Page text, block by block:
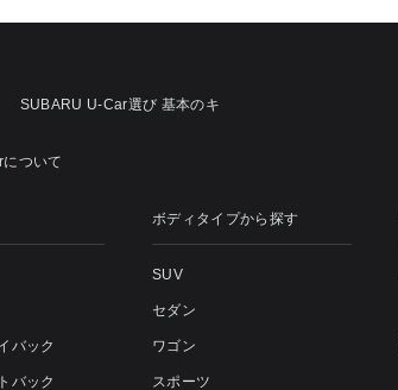
SUBARU U-Car選び 基本のキ
ついて
バック
バック
ボディタイプから探す
SUV
セダン
ワゴン
スポーツ